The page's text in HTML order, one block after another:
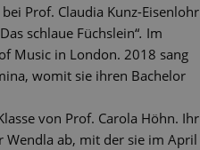
Prof. Claudia Kunz-Eisenlohr
schlaue Füchslein“. Im
Music in London. 2018 sang
womit sie ihren Bachelor
von Prof. Carola Höhn. Ihr
Wendla ab, mit der sie im April